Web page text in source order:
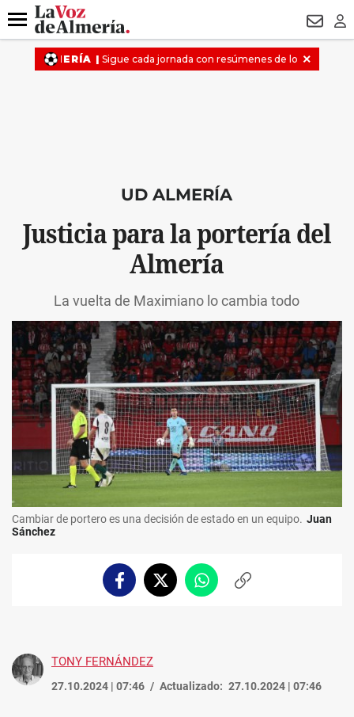
DESTACADO
Menú
UD ALMERÍA
Justicia para la portería del
Almería
La vuelta de Maximiano lo cambia todo
Cambiar de portero es una decisión de estado en un equipo. Juan
Sánchez
FacebookTwitterWhatsappCopiar
TONY FERNÁNDEZ
27.10.2024 | 07:46 Actualizado: 27.10.2024 | 07:46